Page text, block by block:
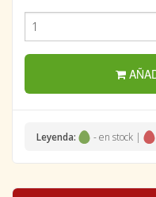
Leyenda: - en stock |